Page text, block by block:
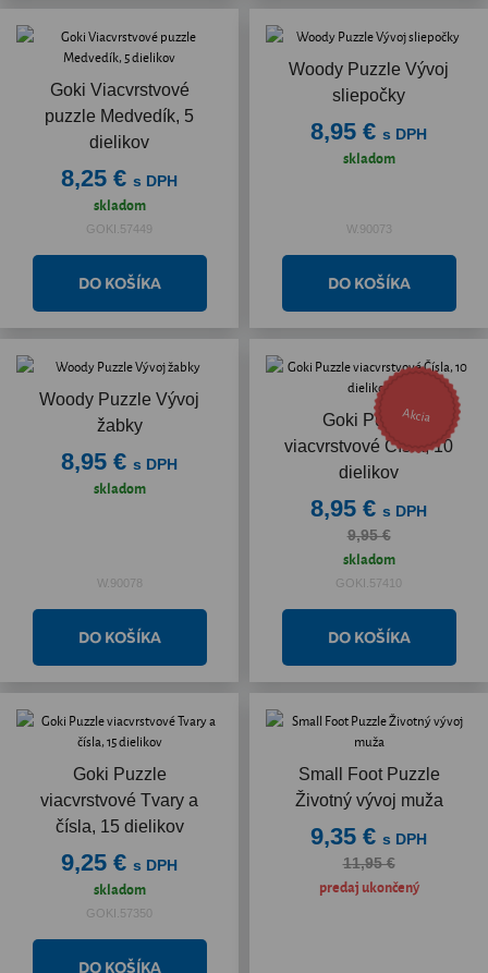
Goki Viacvrstvové
puzzle Medvedík, 5
dielikov
8,25 € s DPH
skladom
GOKI.57449
Woody Puzzle Vývoj
sliepočky
8,95 € s DPH
skladom
W.90073
Woody Puzzle Vývoj
žabky
8,95 € s DPH
skladom
W.90078
Goki Puzzle
viacvrstvové Čísla, 10
dielikov
Akcia
8,95 € s DPH
9,95 €
skladom
GOKI.57410
Goki Puzzle
viacvrstvové Tvary a
čísla, 15 dielikov
9,25 € s DPH
skladom
GOKI.57350
Small Foot Puzzle
Životný vývoj muža
9,35 € s DPH
11,95 €
predaj ukončený